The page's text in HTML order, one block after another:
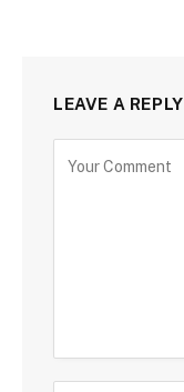
LEAVE A REPLY